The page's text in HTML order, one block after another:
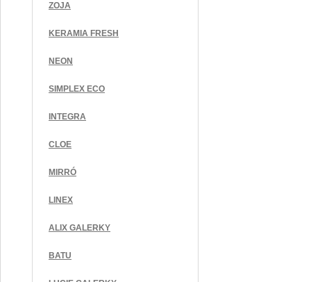
ZOJA
KERAMIA FRESH
NEON
SIMPLEX ECO
INTEGRA
CLOE
MIRRÓ
LINEX
ALIX GALERKY
BATU